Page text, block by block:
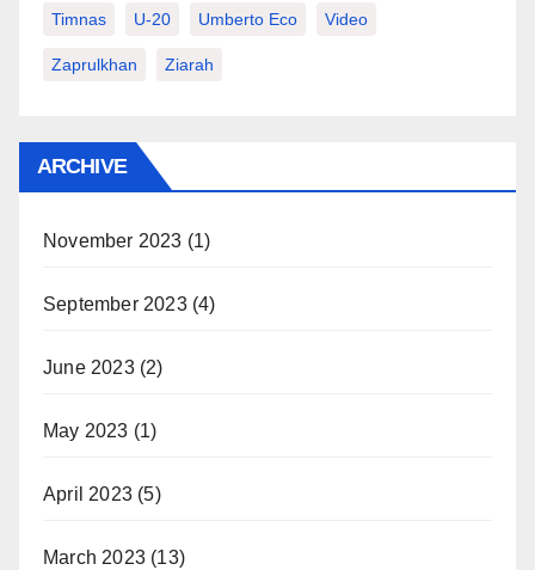
Timnas U-20 Umberto Eco Video
Zaprulkhan Ziarah
ARCHIVE
November 2023 (1)
September 2023(4)
June 2023(2)
May 2023 (1)
April 2023 (5)
March 2023 (13)